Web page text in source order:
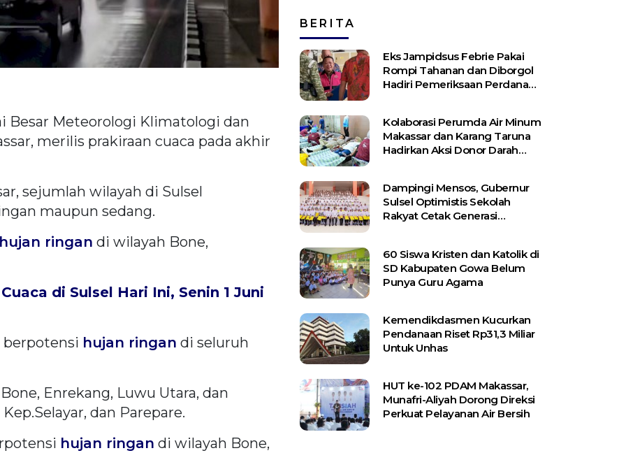
Besar Meteorologi Klimatologi dan
merilis prakiraan cuaca pada akhir
sejumlah wilayah di Sulsel
maupun sedang.
hujan ringan di wilayah Bone,
di Sulsel Hari Ini, Senin 1 Juni
berpotensi hujan ringan di seluruh
Enrekang, Luwu Utara, dan
dan Parepare.
hujan ringan di wilayah Bone,
BERITA
Eks Jampidsus Febrie Pakai
Rompi Tahanan dan Diborgol
Hadiri Pemeriksaan Perdana
Kolaborasi Perumda Air Minum
Makassar dan Karang Taruna
Hadirkan Aksi Donor Darah
Dampingi Mensos, Gubernur
Sulsel Optimistis Sekolah
Rakyat Cetak Generasi
60 Siswa Kristen dan Katolik di
SD Kabupaten Gowa Belum
Punya Guru Agama
Kemendikdasmen Kucurkan
Pendanaan Riset Rp31,3 Miliar
Untuk Unhas
HUT ke-102 PDAM Makassar,
Munafri-Aliyah Dorong Direksi
Perkuat Pelayanan Air Bersih